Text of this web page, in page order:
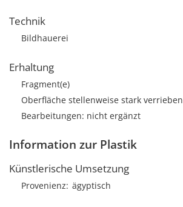
Technik
Bildhauerei
Erhaltung
Fragment(e)
Oberfläche stellenweise stark verrieben
Bearbeitungen: nicht ergänzt
Information zur Plastik
Künstlerische Umsetzung
Provenienz ägyptisch